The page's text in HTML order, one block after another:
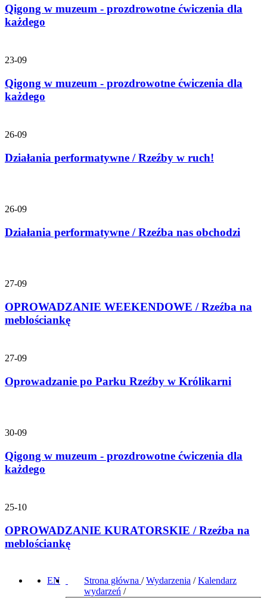
Qigong w muzeum - prozdrowotne ćwiczenia dla
każdego
23-09
Qigong w muzeum - prozdrowotne ćwiczenia dla
każdego
26-09
Działania performatywne / Rzeźby w ruch!
26-09
Działania performatywne / Rzeźba nas obchodzi
27-09
OPROWADZANIE WEEKENDOWE / Rzeźba na
meblościankę
27-09
Oprowadzanie po Parku Rzeźby w Królikarni
30-09
Qigong w muzeum - prozdrowotne ćwiczenia dla
każdego
25-10
OPROWADZANIE KURATORSKIE / Rzeźba na
meblościankę
EN Strona główna / Wydarzenia /Kalendarz
wydarzeń /